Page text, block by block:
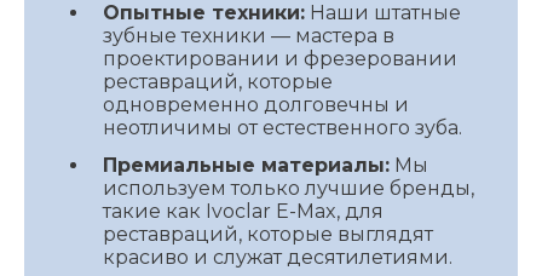
Опытные техники: Наши штатные
зубные техники — мастера в
проектировании и фрезеровании
реставраций, которые
одновременно долговечны и
неотличимы от естественного зуба.
Премиальные материалы: Мы
используем только лучшие бренды,
такие как Ivoclar E-Max, для
реставраций, которые выглядят
красиво и служат десятилетиями.